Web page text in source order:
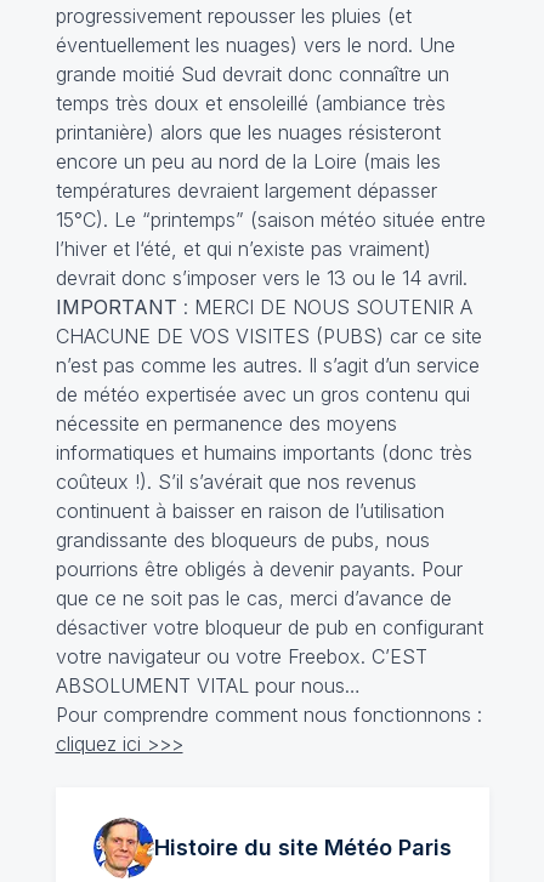
progressivement repousser les pluies (et
éventuellement les nuages) vers le nord. Une
grande moitié Sud devrait donc connaître un
temps très doux et ensoleillé (ambiance très
printanière) alors que les nuages résisteront
encore un peu au nord de la Loire (mais les
températures devraient largement dépasser
15°C). Le “printemps” (saison météo située entre
l’hiver et l‘été, et qui n’existe pas vraiment)
devrait donc s’imposer vers le 13 ou le 14 avril.
IMPORTANT : MERCI DE NOUS SOUTENIR A
CHACUNE DE VOS VISITES (PUBS) car ce site
n’est pas comme les autres. Il s’agit d’un service
de météo expertisée avec un gros contenu qui
nécessite en permanence des moyens
informatiques et humains importants (donc très
coûteux !). S’il s’avérait que nos revenus
continuent à baisser en raison de l’utilisation
grandissante des bloqueurs de pubs, nous
pourrions être obligés à devenir payants. Pour
que ce ne soit pas le cas, merci d’avance de
désactiver votre bloqueur de pub en configurant
votre navigateur ou votre Freebox. C’EST
ABSOLUMENT VITAL pour nous…
Pour comprendre comment nous fonctionnons :
cliquez ici >>>
Histoire du site MétéoParis